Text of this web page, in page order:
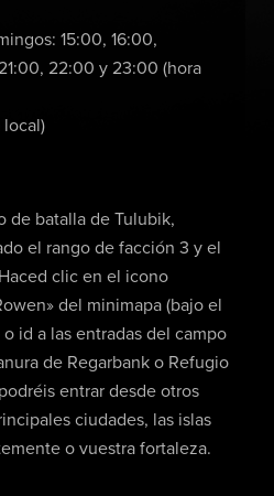
15:00, 16:00,
22:00 y 23:00 (hora
local)
de batalla de Tulubik,
el rango de facción 3 y el
clic en el icono
del minimapa (bajo el
id a las entradas del campo
de Regarbank o Refugio
entrar desde otros
ciudades, las islas
o vuestra fortaleza.